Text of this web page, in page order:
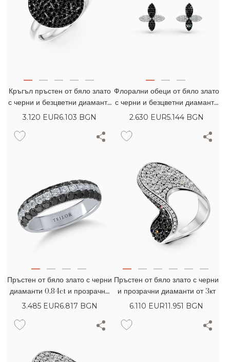
Кръгъл пръстен от бяло злато
с черни и безцветни диаманти
0.86кт
3.120 EUR6.103 BGN
Флорални обеци от бяло злато
с черни и безцветни диаманти
1.02кт
2.630 EUR5.144 BGN
Пръстен от бяло злато с черни
диаманти 0.84ct и прозрачни
диаманти 0.44ct
3.485 EUR6.817 BGN
Пръстен от бяло злато с черни
и прозрачни диаманти от 3кт
6.110 EUR11.951 BGN